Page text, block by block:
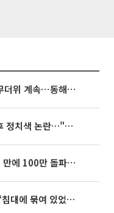
[내일 날씨] 폭염 한풀 꺾여도 무더위 계속⋯동해안 이틀 연속 비
김희철, '뒤집힌 태극기' 지적 후 정치색 논란…"좌우 떠나 우리나라 국기"
놀란 감독 '오디세이', 개봉 4일 만에 100만 돌파⋯'왕사남' 보다 빠르다
천안 교회서 11세 아동 사망…“침대에 묶여 있었다” 진술 확보